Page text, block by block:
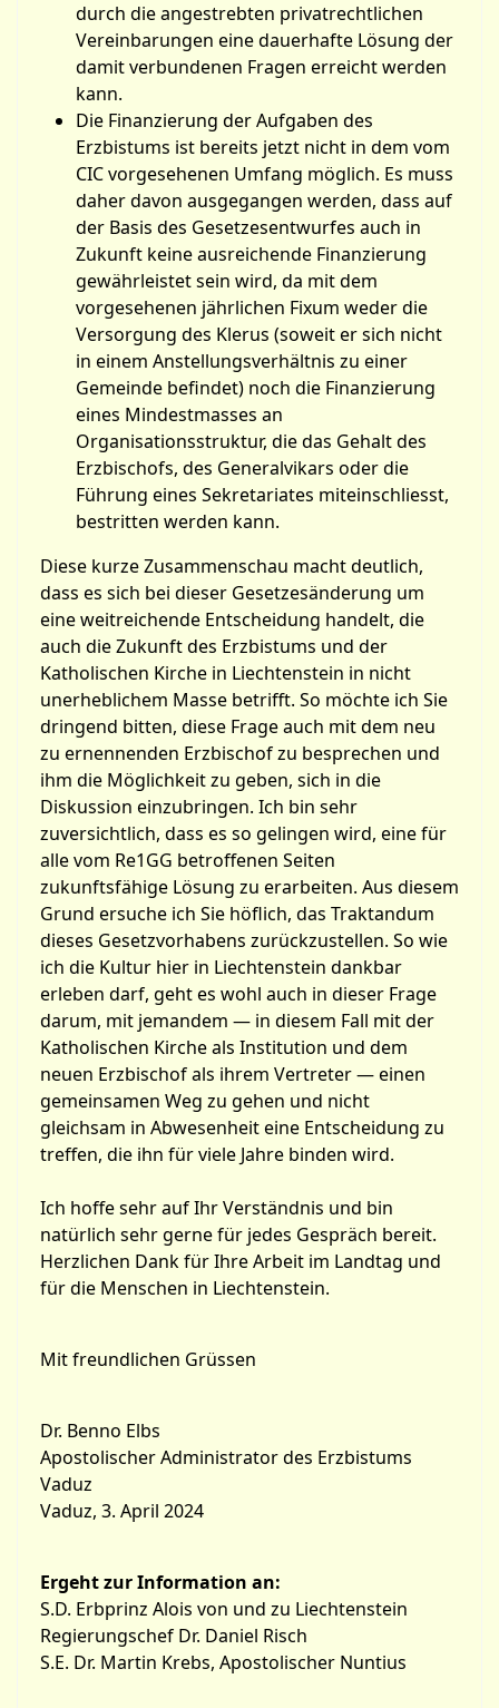
durch die angestrebten privatrechtlichen
Vereinbarungen eine dauerhafte Lösung der
damit verbundenen Fragen erreicht werden
kann.
Die Finanzierung der Aufgaben des
Erzbistums ist bereits jetzt nicht in dem vom
CIC vorgesehenen Umfang möglich. Es muss
daher davon ausgegangen werden, dass auf
der Basis des Gesetzesentwurfes auch in
Zukunft keine ausreichende Finanzierung
gewährleistet sein wird, da mit dem
vorgesehenen jährlichen Fixum weder die
Versorgung des Klerus (soweit er sich nicht
in einem Anstellungsverhältnis zu einer
Gemeinde befindet) noch die Finanzierung
eines Mindestmasses an
Organisationsstruktur, die das Gehalt des
Erzbischofs, des Generalvikars oder die
Führung eines Sekretariates miteinschliesst,
bestritten werden kann.
Diese kurze Zusammenschau macht deutlich,
dass es sich bei dieser Gesetzesänderung um
eine weitreichende Entscheidung handelt, die
auch die Zukunft des Erzbistums und der
Katholischen Kirche in Liechtenstein in nicht
unerheblichem Masse betrifft. So möchte ich Sie
dringend bitten, diese Frage auch mit dem neu
zu ernennenden Erzbischof zu besprechen und
ihm die Möglichkeit zu geben, sich in die
Diskussion einzubringen. Ich bin sehr
zuversichtlich, dass es so gelingen wird, eine für
alle vom Re1GG betroffenen Seiten
zukunftsfähige Lösung zu erarbeiten. Aus diesem
Grund ersuche ich Sie höflich, das Traktandum
dieses Gesetzvorhabens zurückzustellen. So wie
ich die Kultur hier in Liechtenstein dankbar
erleben darf, geht es wohl auch in dieser Frage
darum, mit jemandem — in diesem Fall mit der
Katholischen Kirche als Institution und dem
neuen Erzbischof als ihrem Vertreter — einen
gemeinsamen Weg zu gehen und nicht
gleichsam in Abwesenheit eine Entscheidung zu
treffen, die ihn für viele Jahre binden wird.
Ich hoffe sehr auf Ihr Verständnis und bin
natürlich sehr gerne für jedes Gespräch bereit.
Herzlichen Dank für Ihre Arbeit im Landtag und
für die Menschen in Liechtenstein.
Mit freundlichen Grüssen
Dr. Benno Elbs
Apostolischer Administrator des Erzbistums
Vaduz
Vaduz, 3. April 2024
Ergeht zur Information an:
S.D. Erbprinz Alois von und zu Liechtenstein
Regierungschef Dr. Daniel Risch
S.E. Dr. Martin Krebs, Apostolischer Nuntius